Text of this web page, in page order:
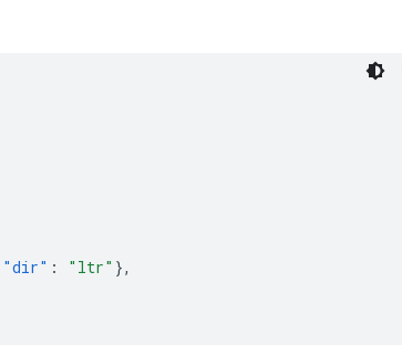
"dir" : "ltr" },